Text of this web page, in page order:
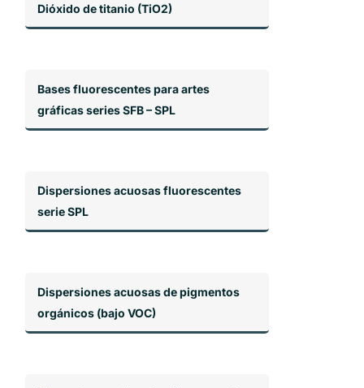
Dióxido de titanio (TiO2)
Bases fluorescentes para artes
gráficas series SFB – SPL
Dispersiones acuosas fluorescentes
serie SPL
Dispersiones acuosas de pigmentos
orgánicos (bajo VOC)